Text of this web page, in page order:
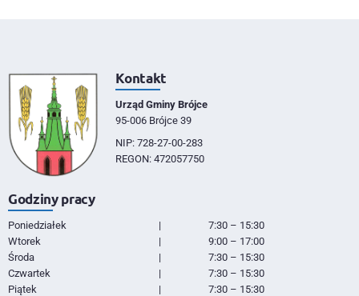
Kontakt
Urząd Gminy Brójce
95-006 Brójce 39
NIP: 728-27-00-283
REGON: 472057750
Godziny pracy
Poniedziałek |
7:30 – 15:30
Wtorek
|
9:00 – 17:00
Środa
|
7:30 – 15:30
Czwartek
|
7:30 – 15:30
Piątek
| 7:30 – 15:30